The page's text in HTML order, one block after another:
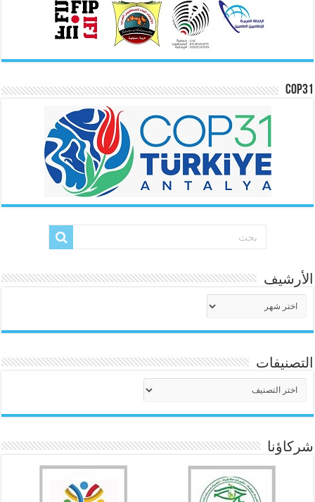
COP31
الأرشيف
التصنيفات
شركاؤنا